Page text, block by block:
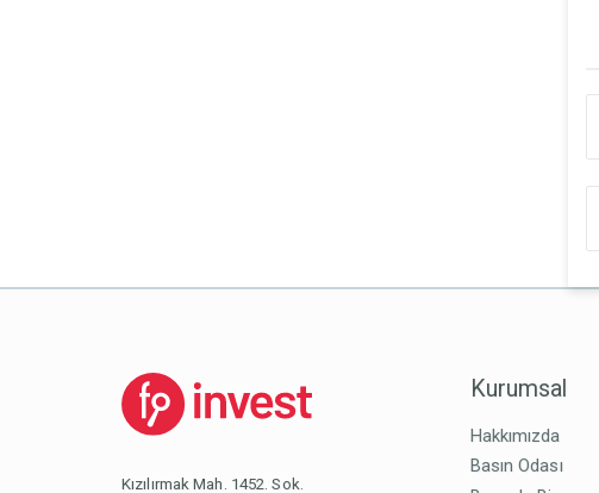
Kızılırmak Mah. 1452. Sok.
Kurumsal
Hakkımızda
Basın Odası